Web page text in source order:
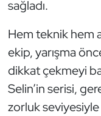
sağladı.
Hem teknik hem
ekip, yarışma
dikkat çekmeyi
Selin’in serisi,
zorluk
Kempo
Kick Boks
Kürek
Masa Tenisi